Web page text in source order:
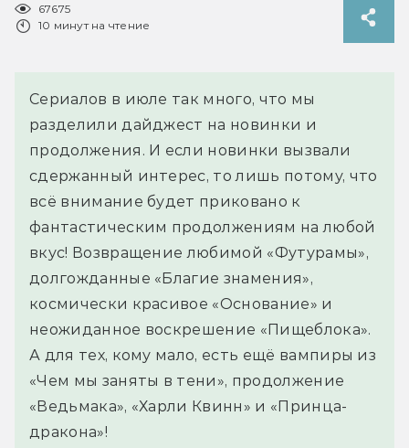
67675
10 минут на чтение
Сериалов в июле так много, что мы
разделили дайджест на новинки и
продолжения. И если новинки вызвали
сдержанный интерес, то лишь потому, что
всё внимание будет приковано к
фантастическим продолжениям на любой
вкус! Возвращение любимой «Футурамы»,
долгожданные «Благие знамения»,
космически красивое «Основание» и
неожиданное воскрешение «Пищеблока».
А для тех, кому мало, есть ещё вампиры из
«Чем мы заняты в тени», продолжение
«Ведьмака», «Харли Квинн» и «Принца-
дракона»!